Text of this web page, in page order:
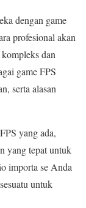
dengan game
profesional akan
dan
game FPS
serta alasan
yang ada,
yang tepat untuk
importa se Anda
untuk